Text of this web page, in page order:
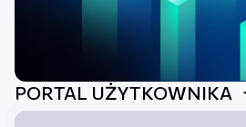
PORTAL UŻYTKOWNIKA